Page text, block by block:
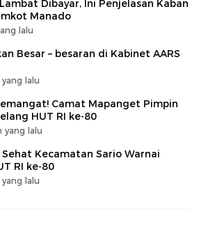
Dibayar, Ini Penjelasan Kaban
Manado
lalu
Besar – besaran di Kabinet AARS
lalu
Camat Mapanget Pimpin
HUT RI ke-80
yang lalu
Sehat Kecamatan Sario Warnai
RI ke-80
lalu